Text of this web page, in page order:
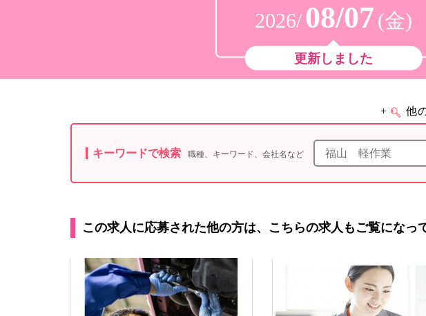
2026/08/07 (金)
更新しました
+ 他
キーワードで検索 職種、キーワード、会社名など
この求人に応募された他の方は、こちらの求人もご覧になっ